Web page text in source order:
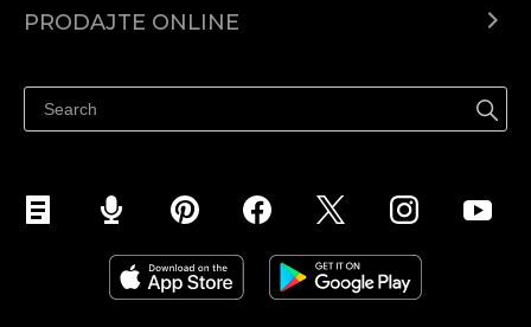
PRODAJTE ONLINE